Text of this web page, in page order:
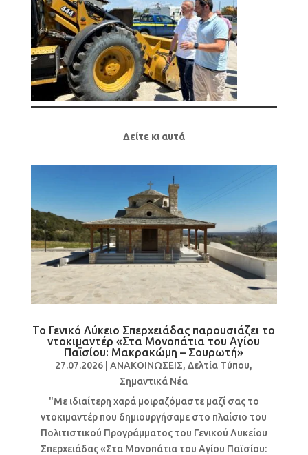
Δείτε κι αυτά
Το Γενικό Λύκειο Σπερχειάδας παρουσιάζει το
ντοκιμαντέρ «Στα Μονοπάτια του Αγίου
Παϊσίου: Μακρακώμη – Σουρωτή»
27.07.2026 |ΑΝΑΚΟΙΝΩΣΕΙΣ,Δελτία Τύπου,
Σημαντικά Νέα
"Με ιδιαίτερη χαρά μοιραζόμαστε μαζί σας το
ντοκιμαντέρ που δημιουργήσαμε στο πλαίσιο του
Πολιτιστικού Προγράμματος του Γενικού Λυκείου
Σπερχειάδας «Στα Μονοπάτια του Αγίου Παϊσίου: